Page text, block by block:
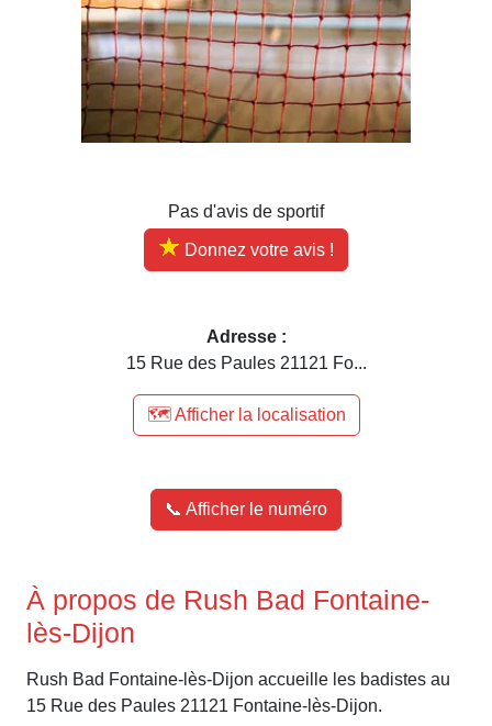
Pas d'avis de sportif
Donnez votre avis !
Adresse :
15 Rue des Paules 21121 Fo...
🗺️ Afficher la localisation
📞 Afficher le numéro
À propos de Rush Bad Fontaine-
lès-Dijon
Rush Bad Fontaine-lès-Dijon accueille les badistes au
15 Rue des Paules 21121 Fontaine-lès-Dijon.